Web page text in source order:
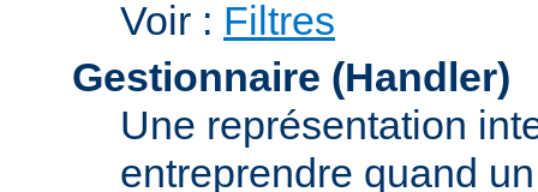
Voir : Filtres
Gestionnaire (Handler)
Une représentation
entreprendre quand